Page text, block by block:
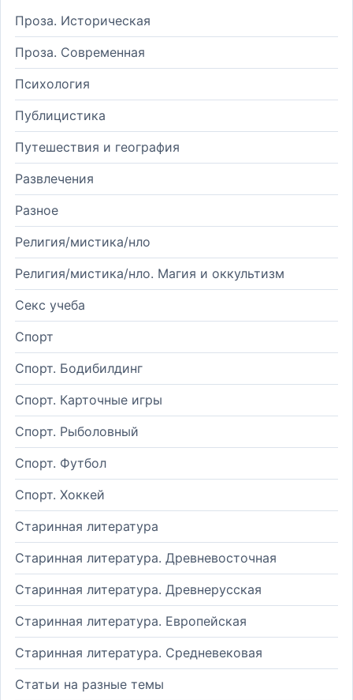
Проза. Историческая
Проза. Современная
Психология
Публицистика
Путешествия и география
Развлечения
Разное
Религия/мистика/нло
Религия/мистика/нло. Магия и оккультизм
Секс учеба
Спорт
Спорт. Бодибилдинг
Спорт. Карточные игры
Спорт. Рыболовный
Спорт. Футбол
Спорт. Хоккей
Старинная литература
Старинная литература. Древневосточная
Старинная литература. Древнерусская
Старинная литература. Европейская
Старинная литература. Средневековая
Статьи на разные темы